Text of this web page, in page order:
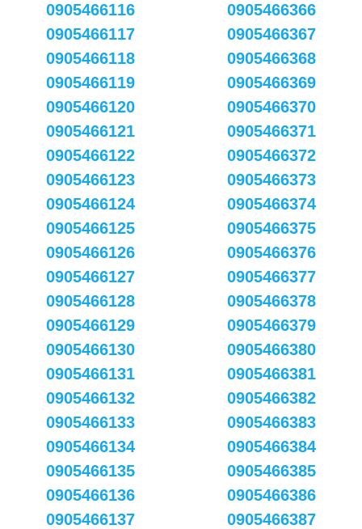
0905466116
0905466117
0905466118
0905466119
0905466120
0905466121
0905466122
0905466123
0905466124
0905466125
0905466126
0905466127
0905466128
0905466129
0905466130
0905466131
0905466132
0905466133
0905466134
0905466135
0905466136
0905466137
0905466366
0905466367
0905466368
0905466369
0905466370
0905466371
0905466372
0905466373
0905466374
0905466375
0905466376
0905466377
0905466378
0905466379
0905466380
0905466381
0905466382
0905466383
0905466384
0905466385
0905466386
0905466387